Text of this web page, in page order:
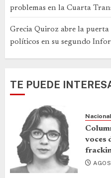
problemas en la Cuarta
Grecia Quiroz abre la
políticos en su segundo
TE PUEDE
Nacional
voces